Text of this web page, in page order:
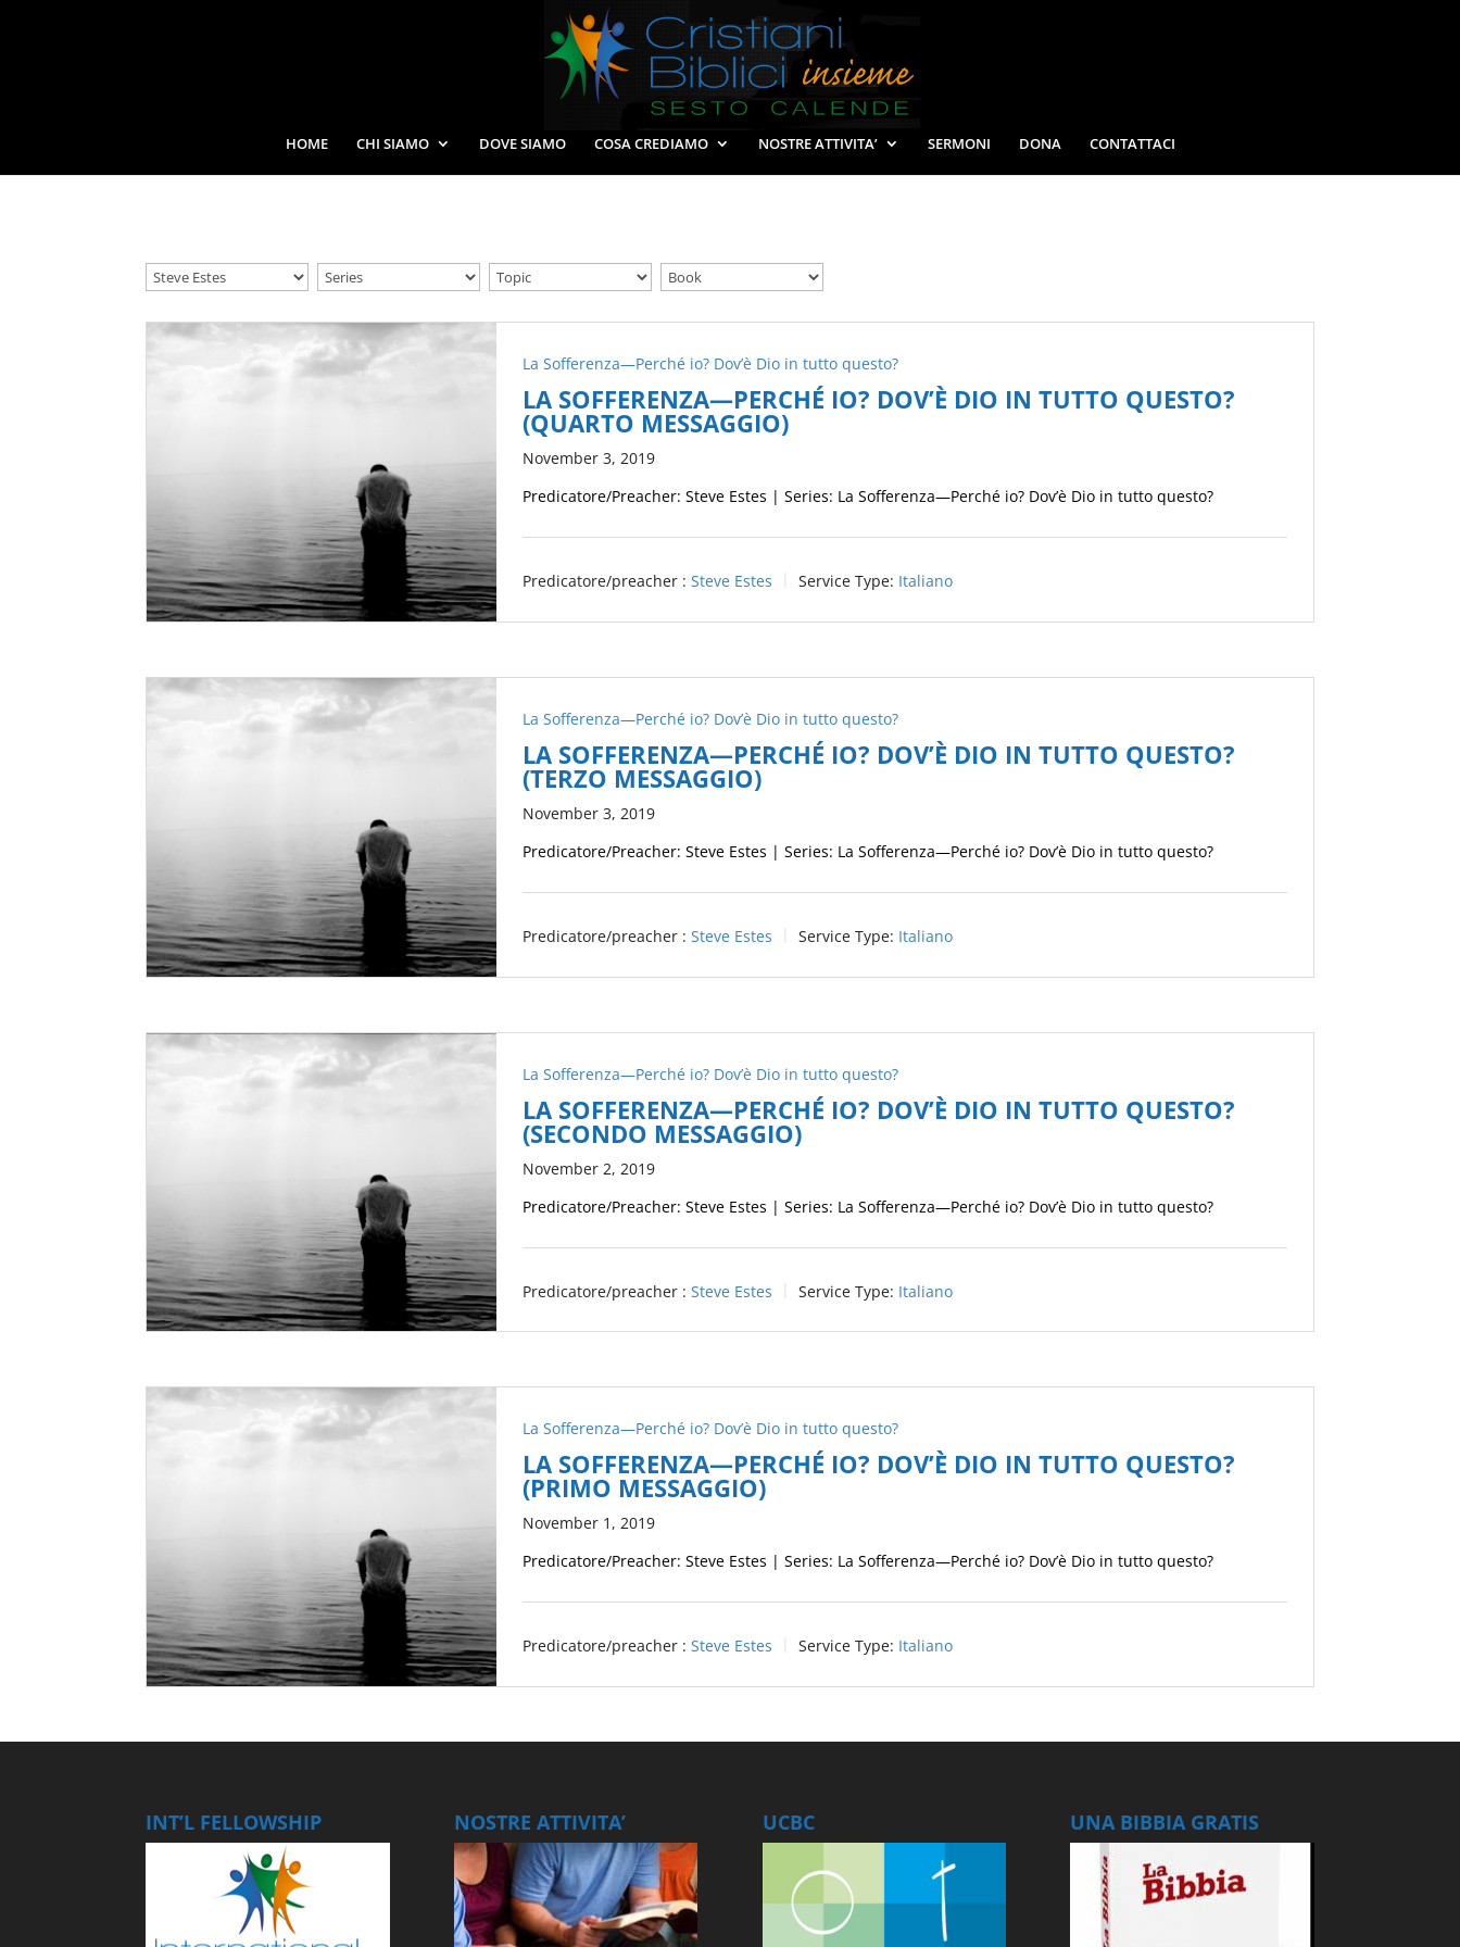
HOME CHI SIAMO DOVE SIAMO COSA CREDIAMO NOSTRE ATTIVITA’ SERMONI DONA CONTATTACI
La Sofferenza—Perché io? Dov’è Dio in tutto questo?
LA SOFFERENZA—PERCHÉ IO? DOV’È DIO IN TUTTO QUESTO?
(QUARTO MESSAGGIO)
November 3, 2019
Predicatore/Preacher: Steve Estes | Series: La Sofferenza—Perché io? Dov’è Dio in tutto questo?
Predicatore/preacher : Steve Estes Service Type: Italiano
La Sofferenza—Perché io? Dov’è Dio in tutto questo?
LA SOFFERENZA—PERCHÉ IO? DOV’È DIO IN TUTTO QUESTO?
(TERZO MESSAGGIO)
November 3, 2019
Predicatore/Preacher: Steve Estes | Series: La Sofferenza—Perché io? Dov’è Dio in tutto questo?
Predicatore/preacher : Steve Estes Service Type: Italiano
La Sofferenza—Perché io? Dov’è Dio in tutto questo?
LA SOFFERENZA—PERCHÉ IO? DOV’È DIO IN TUTTO QUESTO?
(SECONDO MESSAGGIO)
November 2, 2019
Predicatore/Preacher: Steve Estes | Series: La Sofferenza—Perché io? Dov’è Dio in tutto questo?
Predicatore/preacher : Steve Estes Service Type: Italiano
La Sofferenza—Perché io? Dov’è Dio in tutto questo?
LA SOFFERENZA—PERCHÉ IO? DOV’È DIO IN TUTTO QUESTO?
(PRIMO MESSAGGIO)
November 1, 2019
Predicatore/Preacher: Steve Estes | Series: La Sofferenza—Perché io? Dov’è Dio in tutto questo?
Predicatore/preacher : Steve Estes Service Type: Italiano
INT’L FELLOWSHIP NOSTRE ATTIVITA’ UCBC UNA BIBBIA GRATIS